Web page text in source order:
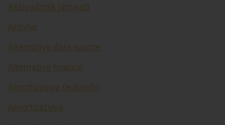
Aksiyadorlik jamiyati
Aktivlar
Alternative data source
Alternative finance
Amortizasiya (eskirish)
Amortizatsiya